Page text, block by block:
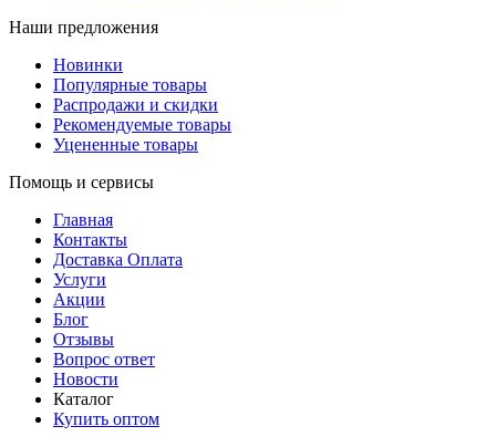
Наши предложения
Новинки
Популярные товары
Распродажи и скидки
Рекомендуемые товары
Уцененные товары
Помощь и сервисы
Главная
Контакты
Доставка Оплата
Услуги
Акции
Блог
Отзывы
Вопрос ответ
Новости
Каталог
Купить оптом